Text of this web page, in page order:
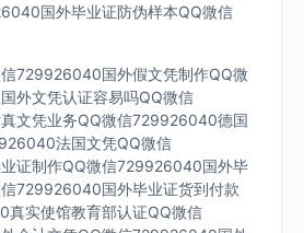
国外毕业证防伪样本QQ微信
729926040国外假文凭制作QQ微
外文凭认证容易吗QQ微信
文凭业务QQ微信729926040德国
法国文凭QQ微信
证制作QQ微信729926040国外毕
729926040国外毕业证货到付款
实使馆教育部认证QQ微信